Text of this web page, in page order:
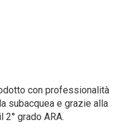
con pro­fes­sio­na­li­tà
subac­quea e gra­zie alla
gra­do ARA.